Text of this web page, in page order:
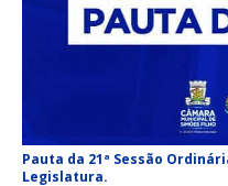
Pauta da 21ª Sessão
Legislatura.